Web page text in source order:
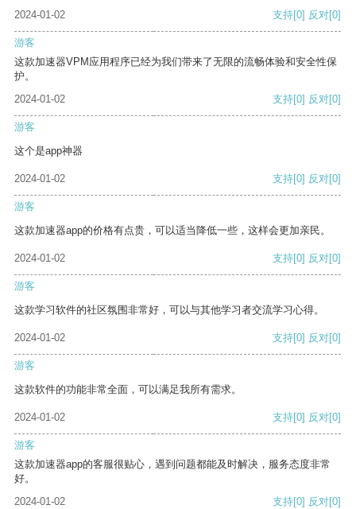
2024-01-02 支持[0] 反对[0]
游客
这款加速器VPM应用程序已经为我们带来了无限的流畅体验和安全性保
护。
2024-01-02
支持[0] 反对[0]
游客
这个是app神器
2024-01-02 支持[0] 反对[0]
游客
这款加速器app的价格有点贵，可以适当降低一些，这样会更加亲民。
2024-01-02 支持[0] 反对[0]
游客
这款学习软件的社区氛围非常好，可以与其他学习者交流学习心得。
2024-01-02 支持[0] 反对[0]
游客
这款软件的功能非常全面，可以满足我所有需求。
2024-01-02 支持[0] 反对[0]
游客
这款加速器app的客服很贴心，遇到问题都能及时解决，服务态度非常
好。
2024-01-02
支持[0] 反对[0]